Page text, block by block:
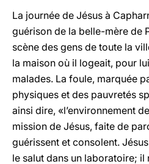
La journée de Jésus à
guérison de la belle-mère de
scène des gens de toute la
la maison où il logeait, pour
malades. La foule, marquée
physiques et des pauvretés
ainsi dire, «l’environnement
mission de Jésus, faite de
guérissent et consolent.
le salut dans un laboratoire; il